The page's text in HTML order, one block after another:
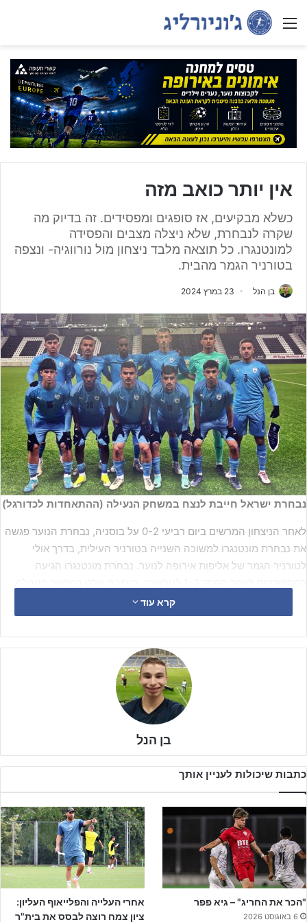
Menu
אין יותר כואב מזה
כשלא מבקיעים, אז סופגים ומפסידים. זה בדיוק מה
שקרה לנבחרת, שלא ניצלה מצבים והפסידה
למונטנגרו. כל תוצאה מלבד ניצחון מול נורווגיה- ונצפה
בטורניר הגמר מהבית.
בן הנל 23 במרץ 2024
נבחרת ישראל חייבת לנצח במשחק הנעילה (ההתאחדות לכדורגל)
לאחר הניצחון המרשים ביום רביעי 0-2 על בוסניה, נבחרת הנוער פגשה
את נבחרת מונטנגרו למשוכה השנייה בטורניר העילית, בדרך אולי
לטורניר הגמר של אליפות אירופה לנוער. נבחרת מונטנגרו הגיעה
יש לציין שמוקדם יותר היום נורווגיה סיימה את משחקה בתיקו 2-2 מול
בוסניה, כך שלנבחרת הייתה הזדמנות להגיע בעמדה נוחה לקראת
המפגש מול הנבחרת המארחת.
קרא עוד
בן הנל
כתבות שיכולות לעניין אותך
"הכר את החריג" – גיא פפר
6 באוגוסט 2026
אחרי העלייה והפלייאוף העליון:
ציון צמח רוצה לבסס את בית"ר